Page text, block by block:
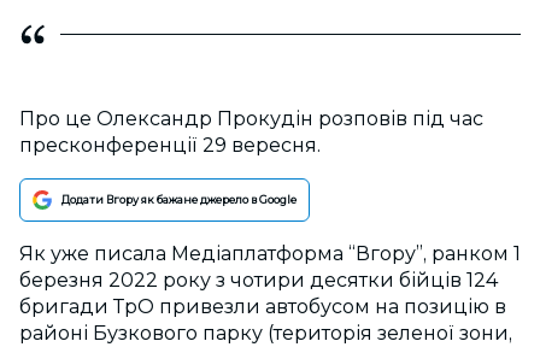
Про це Олександр Прокудін розповів під час
пресконференції 29 вересня.
Додати Вгору як бажане джерело в Google
Як уже писала Медіаплатформа “Вгору”, ранком 1
березня 2022 року з чотири десятки бійців 124
бригади ТрО привезли автобусом на позицію в
районі Бузкового парку (територія зеленої зони,